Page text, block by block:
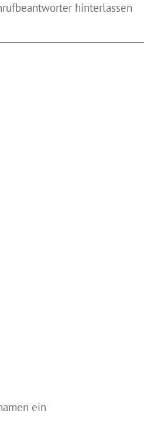
hinterlassen
ein